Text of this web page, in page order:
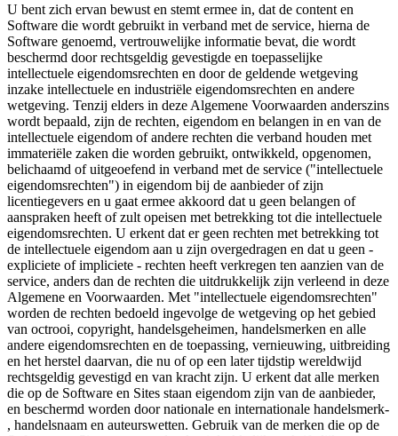
U bent zich ervan bewust en stemt ermee in, dat de content en
Software die wordt gebruikt in verband met de service, hierna de
Software genoemd, vertrouwelijke informatie bevat, die wordt
beschermd door rechtsgeldig gevestigde en toepasselijke
intellectuele eigendomsrechten en door de geldende wetgeving
inzake intellectuele en industriële eigendomsrechten en andere
wetgeving. Tenzij elders in deze Algemene Voorwaarden anderszins
wordt bepaald, zijn de rechten, eigendom en belangen in en van de
intellectuele eigendom of andere rechten die verband houden met
immateriële zaken die worden gebruikt, ontwikkeld, opgenomen,
belichaamd of uitgeoefend in verband met de service ("intellectuele
eigendomsrechten") in eigendom bij de aanbieder of zijn
licentiegevers en u gaat ermee akkoord dat u geen belangen of
aanspraken heeft of zult opeisen met betrekking tot die intellectuele
eigendomsrechten. U erkent dat er geen rechten met betrekking tot
de intellectuele eigendom aan u zijn overgedragen en dat u geen -
expliciete of impliciete - rechten heeft verkregen ten aanzien van de
service, anders dan de rechten die uitdrukkelijk zijn verleend in deze
Algemene en Voorwaarden. Met "intellectuele eigendomsrechten"
worden de rechten bedoeld ingevolge de wetgeving op het gebied
van octrooi, copyright, handelsgeheimen, handelsmerken en alle
andere eigendomsrechten en de toepassing, vernieuwing, uitbreiding
en het herstel daarvan, die nu of op een later tijdstip wereldwijd
rechtsgeldig gevestigd en van kracht zijn. U erkent dat alle merken
die op de Software en Sites staan eigendom zijn van de aanbieder,
en beschermd worden door nationale en internationale handelsmerk-
, handelsnaam en auteurswetten. Gebruik van de merken die op de